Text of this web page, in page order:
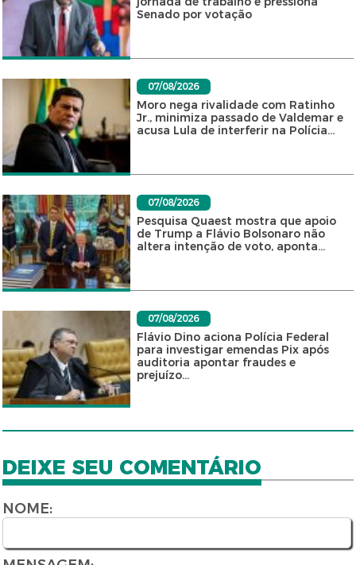
Senado por votação
07/08/2026
Moro nega rivalidade com Ratinho
Jr., minimiza passado de Valdemar e
acusa Lula de interferir na Polícia...
07/08/2026
Pesquisa Quaest mostra que apoio
de Trump a Flávio Bolsonaro não
altera intenção de voto, aponta...
07/08/2026
Flávio Dino aciona Polícia Federal
para investigar emendas Pix após
auditoria apontar fraudes e
prejuízo...
DEIXE SEU COMENTÁRIO
NOME: